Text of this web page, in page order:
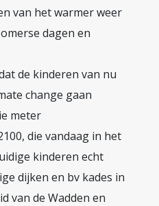
van het warmer weer
dagen en
de kinderen van nu
change gaan
meter
die vandaag in het
kinderen echt
dijken en bv kades in
van de Wadden en